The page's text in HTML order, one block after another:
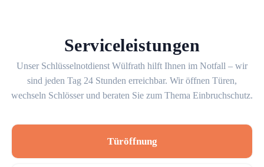
Serviceleistungen
Unser Schlüsselnotdienst Wülfrath hilft Ihnen im Notfall – wir
sind jeden Tag 24 Stunden erreichbar. Wir öffnen Türen,
wechseln Schlösser und beraten Sie zum Thema Einbruchschutz.
Türöffnung